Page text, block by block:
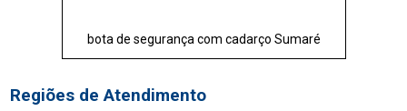
bota de segurança com cadarço Sumaré
Regiões de Atendimento